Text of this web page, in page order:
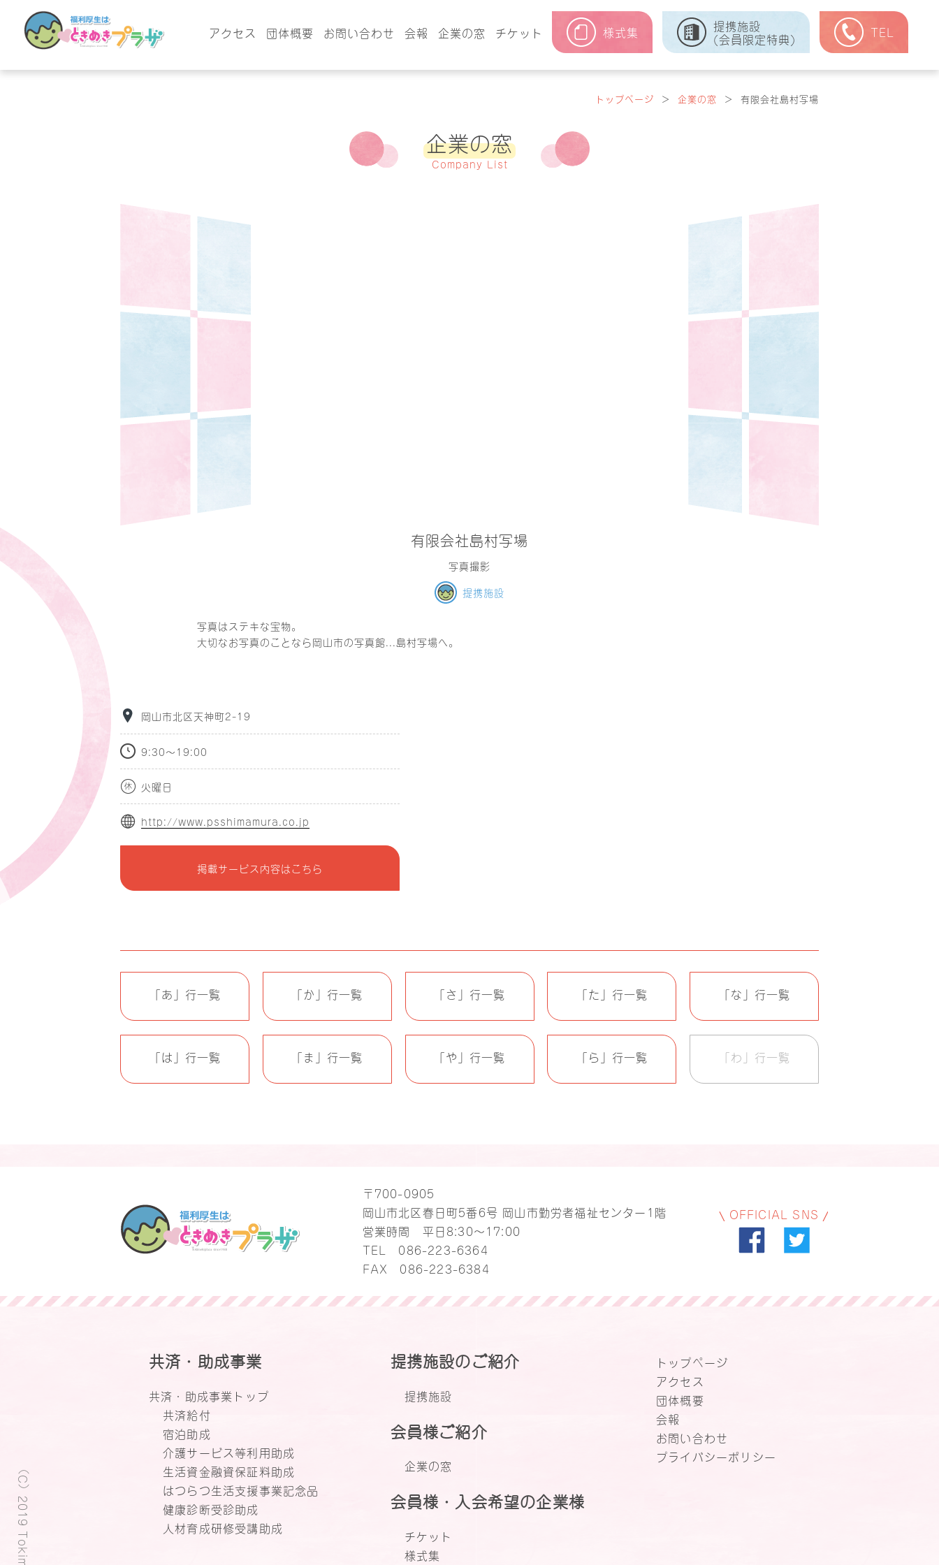
アクセス 団体概要 お問い合わせ 会報 企業の窓 チケット 様式集
提携施設
(会員限定特典)
TEL
トップページ ＞ 企業の窓 ＞ 有限会社島村写場
企業の窓
Company List
有限会社島村写場
写真撮影
提携施設
写真はステキな宝物。
大切なお写真のことなら岡山市の写真館...島村写場へ。
岡山市北区天神町2-19
9:30～19:00
火曜日
http://www.psshimamura.co.jp
掲載サービス内容はこちら
「あ」行一覧 「か」行一覧 「さ」行一覧 「た」行一覧 「な」行一覧
「は」行一覧 「ま」行一覧 「や」行一覧 「ら」行一覧 「わ」行一覧
〒700-0905
岡山市北区春日町5番6号 岡山市勤労者福祉センター1階
営業時間 平日8:30～17:00
TEL 086-223-6364
FAX 086-223-6384
OFFICIAL SNS
共済・助成事業
共済・助成事業トップ
共済給付
宿泊助成
介護サービス等利用助成
生活資金融資保証料助成
はつらつ生活支援事業記念品
健康診断受診助成
人材育成研修受講助成
提携施設のご紹介
提携施設
会員様ご紹介
企業の窓
会員様・入会希望の企業様
チケット
様式集
トップページ
アクセス
団体概要
会報
お問い合わせ
プライバシーポリシー